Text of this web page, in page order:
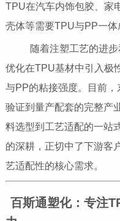
TPU在汽车内饰包胶、家
壳体等需要TPU与PP一体
随着注塑工艺的进步
优化在TPU基材中引入极
与PP的粘接强度。目前
验证到量产配套的完整产
料选型到工艺适配的一站
的深耕，正切中了下游客
艺适配性的核心需求。
百斯通塑化：专注